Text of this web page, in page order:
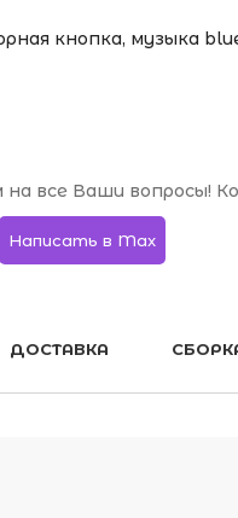
кнопка, музыка
все Ваши вопросы!
Написать в Max
ДОСТАВКА